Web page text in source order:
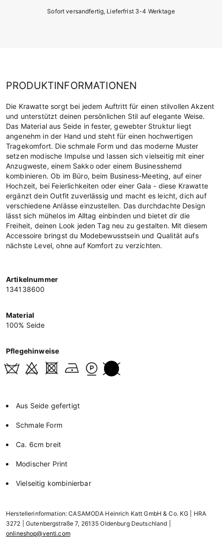
Sofort versandfertig, Lieferfrist 3-4 Werktage
PRODUKTINFORMATIONEN
Die Krawatte sorgt bei jedem Auftritt für einen stilvollen Akzent
und unterstützt deinen persönlichen Stil auf elegante Weise.
Das Material aus Seide in fester, gewebter Struktur liegt
angenehm in der Hand und steht für einen hochwertigen
Tragekomfort. Die schmale Form und das moderne Muster
setzen modische Impulse und lassen sich vielseitig mit einer
Anzugweste, einem Sakko oder einem Businesshemd
kombinieren. Ob im Büro, beim Business-Meeting, auf einer
Hochzeit, bei Feierlichkeiten oder einer Gala - diese Krawatte
ergänzt dein Outfit zuverlässig und macht es leicht, dich auf
verschiedene Anlässe einzustellen. Das durchdachte Design
lässt sich mühelos im Alltag einbinden und bietet dir die
Freiheit, deinen Look jeden Tag neu zu gestalten. Mit diesem
Accessoire bringst du Modebewusstsein und Qualität aufs
nächste Level, ohne auf Komfort zu verzichten.
Artikelnummer
134138600
Material
100% Seide
Pflegehinweise
Aus Seide gefertigt
Schmale Form
Ca. 6cm breit
Modischer Print
Vielseitig kombinierbar
Herstellerinformation: CASAMODA Heinrich Katt GmbH & Co. KG | HRA
3272 | Gutenbergstraße 7, 26135 Oldenburg Deutschland |
onlineshop@venti.com